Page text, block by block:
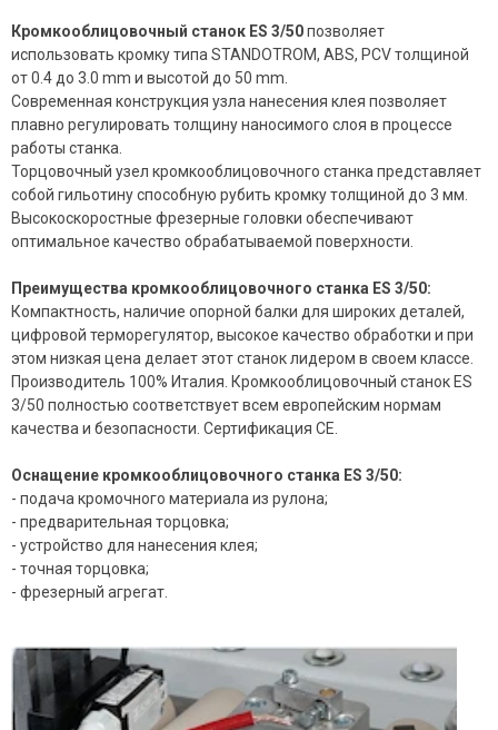
Кромкооблицовочный станок ES 3/50позволяет
использовать кромку типа STANDOTROM, ABS, PCV толщиной
от 0.4 до 3.0 mm и высотой до 50 mm.
Современная конструкция узла нанесения клея позволяет
плавно регулировать толщину наносимого слоя в процессе
работы станка.
Торцовочный узел кромкооблицовочного станка представляет
собой гильотину способную рубить кромку толщиной до 3 мм.
Высокоскоростные фрезерные головки обеспечивают
оптимальное качество обрабатываемой поверхности.
Преимущества кромкооблицовочного станка ES 3/50:
Компактность, наличие опорной балки для широких деталей,
цифровой терморегулятор, высокое качество обработки и при
этом низкая цена делает этот станок лидером в своем классе.
Производитель 100% Италия. Кромкооблицовочный станок ES
3/50 полностью соответствует всем европейским нормам
качества и безопасности. Сертификация CE.
Оснащение кромкооблицовочного станка ES 3/50:
- подача кромочного материала из рулона;
- предварительная торцовка;
- устройство для нанесения клея;
- точная торцовка;
- фрезерный агрегат.